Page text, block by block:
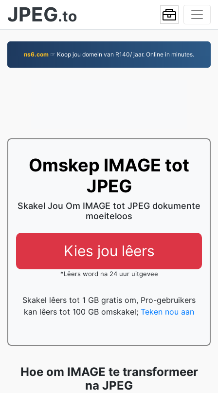
JPEG.to
ns6.com ☞ Koop jou domein van R140/ jaar. Online in minutes.
Omskep IMAGE tot
JPEG
Skakel Jou Om IMAGE tot JPEG dokumente
moeiteloos
Kies jou lêers
*Lêers word na 24 uur uitgevee
Skakel lêers tot 1 GB gratis om, Pro-gebruikers
kan lêers tot 100 GB omskakel; Teken nou aan
Hoe om IMAGE te transformeer
na JPEG